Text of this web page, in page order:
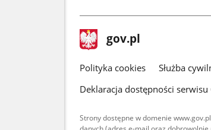
stopka
gov.pl Strona
gov.pl
gov.pl
Polityka cookies Służba
Deklaracja dostępności serwisu
Strony dostępne w domenie